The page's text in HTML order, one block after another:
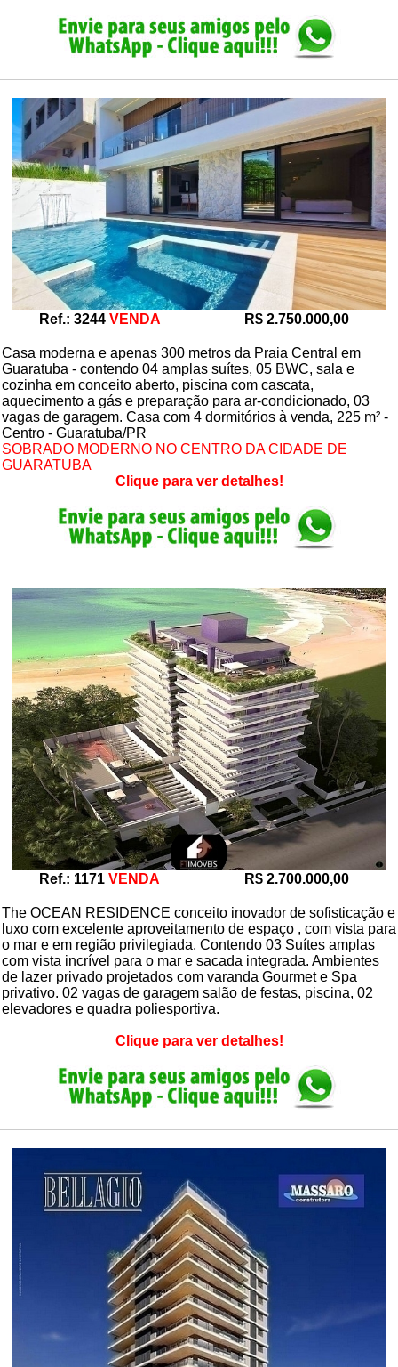
Ref.: 3244 VENDA R$ 2.750.000,00
Casa moderna e apenas 300 metros da Praia Central em
Guaratuba - contendo 04 amplas suítes, 05 BWC, sala e
cozinha em conceito aberto, piscina com cascata,
aquecimento a gás e preparação para ar-condicionado, 03
vagas de garagem. Casa com 4 dormitórios à venda, 225 m² -
Centro - Guaratuba/PR
SOBRADO MODERNO NO CENTRO DA CIDADE DE
GUARATUBA
Clique para ver detalhes!
Ref.: 1171 VENDA R$ 2.700.000,00
The OCEAN RESIDENCE conceito inovador de sofisticação e
luxo com excelente aproveitamento de espaço , com vista para
o mar e em região privilegiada. Contendo 03 Suítes amplas
com vista incrível para o mar e sacada integrada. Ambientes
de lazer privado projetados com varanda Gourmet e Spa
privativo. 02 vagas de garagem salão de festas, piscina, 02
elevadores e quadra poliesportiva.
Clique para ver detalhes!